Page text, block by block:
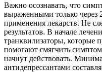
Важно осознавать, что
выраженными только через
применения лекарств. Не
результатов. В начале
транквилизаторы, которые
помогают смягчить
начнут действовать.
антидепрессантами